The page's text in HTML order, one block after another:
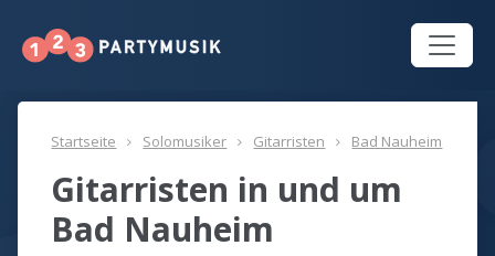
Startseite Solomusiker Gitarristen Bad Nauheim
Gitarristen in und um
Bad Nauheim